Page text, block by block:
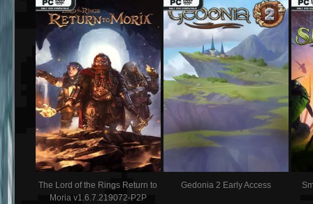
The Lord of the Rings Return to
Moria v1.6.7.219072-P2P
Gedonia 2 Early Access